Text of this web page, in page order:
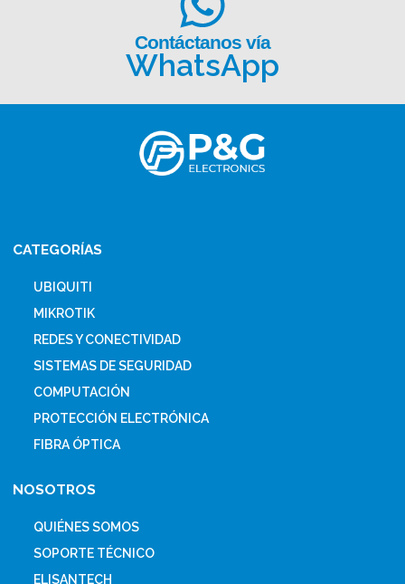
Contáctanos vía
WhatsApp
CATEGORÍAS
UBIQUITI
MIKROTIK
REDES Y CONECTIVIDAD
SISTEMAS DE SEGURIDAD
COMPUTACIÓN
PROTECCIÓN ELECTRÓNICA
FIBRA ÓPTICA
NOSOTROS
QUIÉNES SOMOS
SOPORTE TÉCNICO
ELISANTECH